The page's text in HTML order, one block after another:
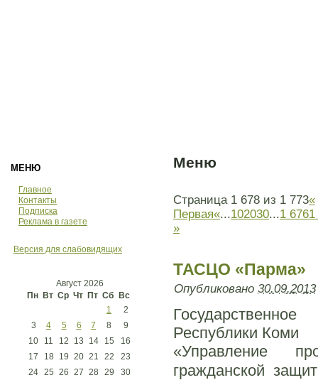
МЕНЮ
Главное
Контакты
Подписка
Реклама в газете
Версия для слабовидящих
Август 2026
Пн Вт Ср Чт Пт Сб Вс
1
2
3
4 5 6 7 8
9
10
11 12 13 14 15
16
17
18 19 20 21 22
23
24 25 26 27 28 29
30
Меню
Страница 1 678 из 1 773«
Первая«...102030...1 6761
»
ТАСЦО «Парма»
Опубликовано 30.09.2013
Республики Коми
«Управление
гражданской